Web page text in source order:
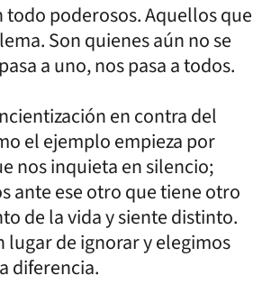
todo poderosos. Aquellos que
Son quienes aún no se
a uno, nos pasa a todos.
en contra del
el ejemplo empieza por
nos inquieta en silencio;
ante ese otro que tiene otro
de la vida y siente distinto.
lugar de ignorar y elegimos
diferencia.